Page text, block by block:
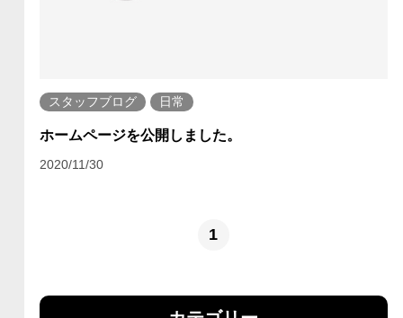
スタッフブログ 日常
ホームページを公開しました。
2020/11/30
1